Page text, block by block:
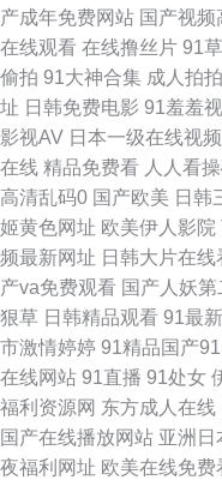
天成人色 伊人成人在线网 91
人在线 欧美Aⅴ 天天干天天干
色主站 91在线资源 影音先锋
天天草 91尤物视频 午夜成人
噜噜噜噜 久草国产牛牛视频
的天堂网站 午夜日屄 91白虎
天 岛国午夜视频 国产美女艹
91泰国大片 91免费看片白丝
产成年免费网站 国产视频
在线观看 在线撸丝片 91
偷拍 91大神合集 成人拍
址 日韩免费电影 91羞羞
影视AV 日本一级在线视频
在线 精品免费看 人人看
高清乱码0 国产欧美 日韩
姬黄色网址 欧美伊人影院
频最新网址 日韩大片在线
产va免费观看 国产人妖第
狠草 日韩精品观看 91最
市激情婷婷 91精品国产91
在线网站 91直播 91处女
福利资源网 东方成人在线
国产在线播放网站 亚洲日
夜福利网址 欧美在线免费